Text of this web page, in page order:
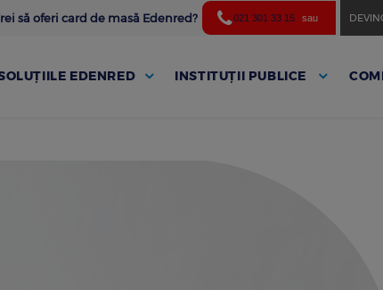
să oferi card de masă Edenred? 021 301 33 15 sau
EDENRED INSTITUȚII PUBLICE